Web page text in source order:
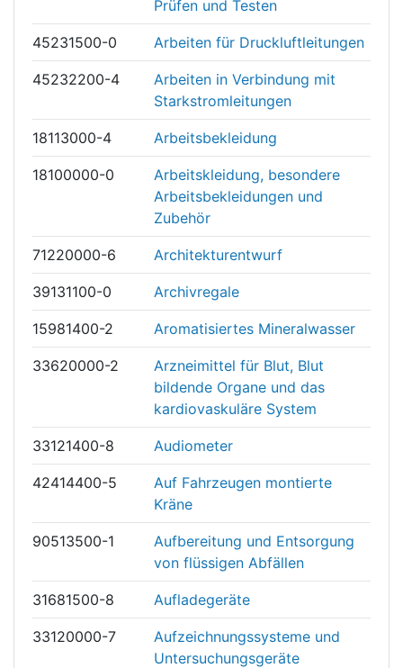
Prüfen und Testen
45231500-0 Arbeiten für Druckluftleitungen
45232200-4
Arbeiten in Verbindung mit
Starkstromleitungen
18113000-4 Arbeitsbekleidung
18100000-0
Arbeitskleidung, besondere
Arbeitsbekleidungen und
Zubehör
71220000-6 Architekturentwurf
39131100-0 Archivregale
15981400-2 Aromatisiertes Mineralwasser
33620000-2
Arzneimittel für Blut, Blut
bildende Organe und das
kardiovaskuläre System
33121400-8 Audiometer
42414400-5
Auf Fahrzeugen montierte
Kräne
90513500-1
Aufbereitung und Entsorgung
von flüssigen Abfällen
31681500-8 Aufladegeräte
33120000-7
Aufzeichnungssysteme und
Untersuchungsgeräte